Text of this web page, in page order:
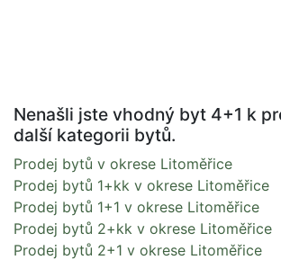
Nenašli jste vhodný byt 4+1 k
další kategorii bytů.
Prodej bytů v okrese Litoměřice
Prodej bytů 1+kk v okrese Litoměřice
Prodej bytů 1+1 v okrese Litoměřice
Prodej bytů 2+kk v okrese Litoměřice
Prodej bytů 2+1 v okrese Litoměřice